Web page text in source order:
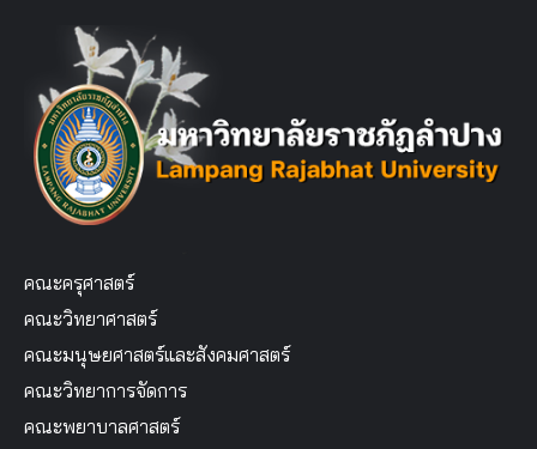
คณะครุศาสตร์
คณะวิทยาศาสตร์
คณะมนุษยศาสตร์และสังคมศาสตร์
คณะวิทยาการจัดการ
คณะพยาบาลศาสตร์